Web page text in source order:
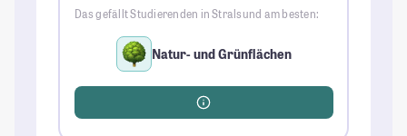
Das gefällt Studierenden in Stralsund am besten:
Natur- und Grünflächen